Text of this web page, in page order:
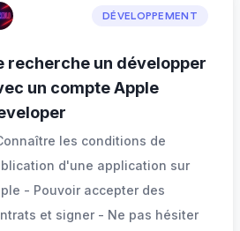
DÉVELOPPEMENT
recherche un développer
un compte Apple
les conditions de
d'une application sur
- Pouvoir accepter des
et signer - Ne pas hésiter